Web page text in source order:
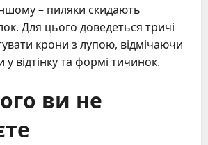
– пиляки скидають
Для цього доведеться тричі
крони з лупою, відмічаючи
відтінку та формі тичинок.
ви не